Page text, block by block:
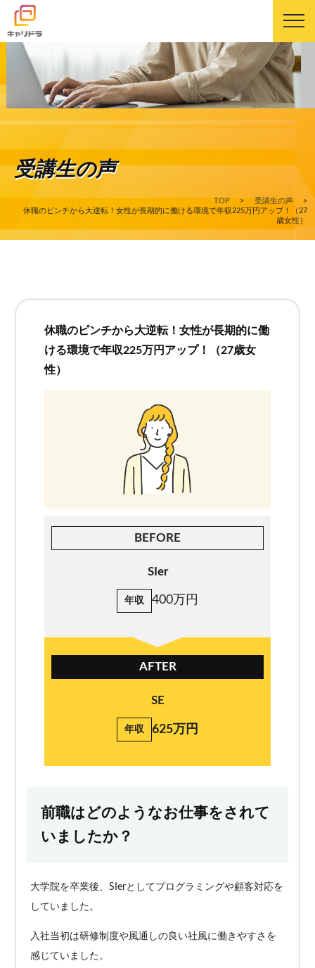
受講生の声
TOP > 受講生の声
>
休職のピンチから大逆転！女性が長期的に働ける環境で年収225万円アップ！（27
歳女性）
休職のピンチから大逆転！女性が長期的に働
ける環境で年収225万円アップ！（27歳女
性）
BEFORE
SIer
年収 400万円
AFTER
SE
年収 625万円
前職はどのようなお仕事をされて
いましたか？
大学院を卒業後、SIerとしてプログラミングや顧客対応を
していました。
入社当初は研修制度や風通しの良い社風に働きやすさを
感じていました。
キャリドラについて
キャリドラの強み
コース・カリキュラム
受講生の声
ニュース
お客様相談窓口